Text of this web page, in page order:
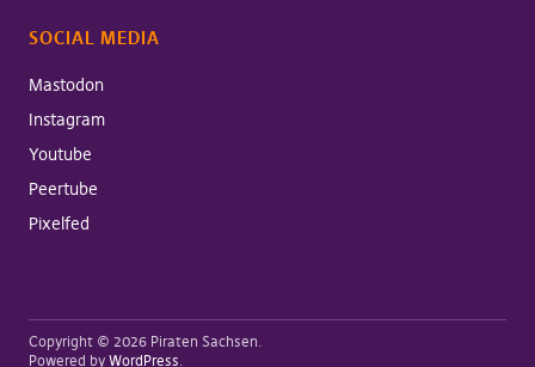
SOCIAL MEDIA
Mastodon
Instagram
Youtube
Peertube
Pixelfed
Copyright © 2026 Piraten Sachsen
Powered by WordPress